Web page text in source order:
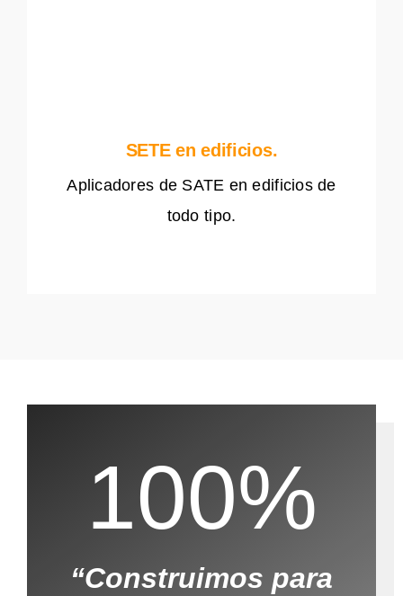
SETE en edificios.
Aplicadores de SATE en edificios de
todo tipo.
100%
“Construimos para